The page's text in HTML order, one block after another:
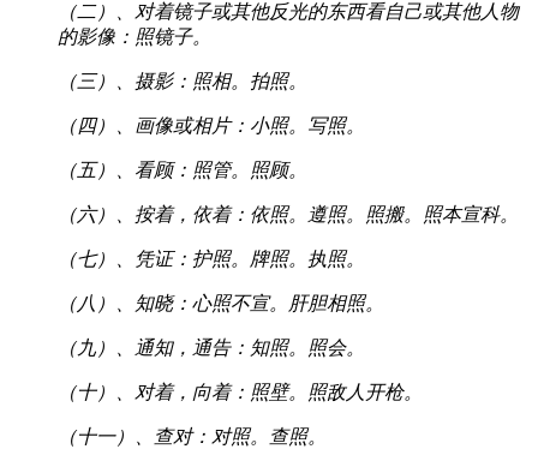
（二）、对着镜子或其他反光的东西看自己或其他人物
的影像：照镜子。
（三）、摄影：照相。拍照。
（四）、画像或相片：小照。写照。
（五）、看顾：照管。照顾。
（六）、按着，依着：依照。遵照。照搬。照本宣科。
（七）、凭证：护照。牌照。执照。
（八）、知晓：心照不宣。肝胆相照。
（九）、通知，通告：知照。照会。
（十）、对着，向着：照壁。照敌人开枪。
（十一）、查对：对照。查照。